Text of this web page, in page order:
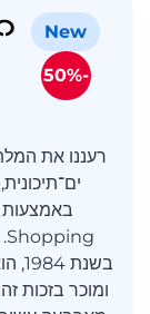
רעננו את
ומוכר בזכות
New
-50%